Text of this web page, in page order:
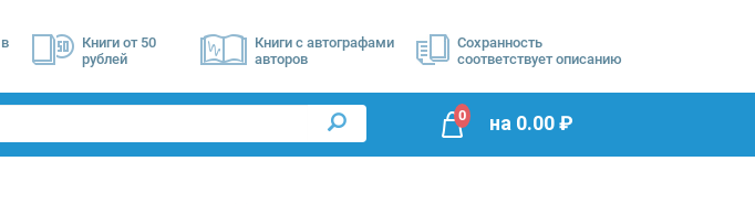
Книги от 50
рублей
Книги с автографами
авторов
Сохранность
соответствует описанию
0 на 0.00₽